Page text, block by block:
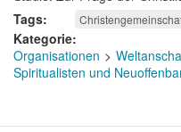
Tags
Kategorie
Organisationen
Spiritualisten und